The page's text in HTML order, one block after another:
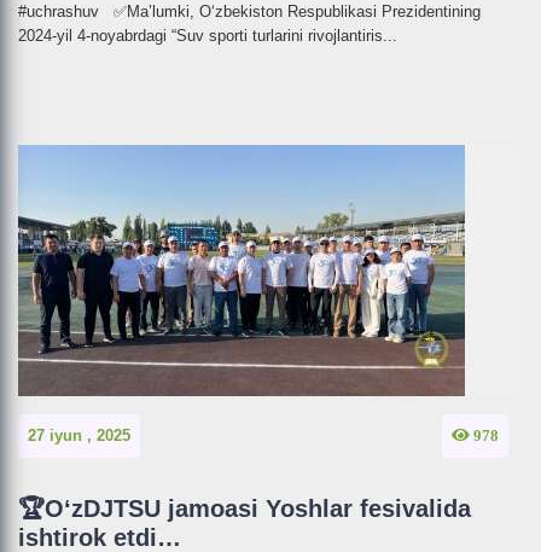
#uchrashuv ✅Ma’lumki, O‘zbekiston Respublikasi Prezidentining
2024-yil 4-noyabrdagi “Suv sporti turlarini rivojlantiris...
27 iyun , 2025 978
🏆O‘zDJTSU jamoasi Yoshlar fesivalida
ishtirok etdi…